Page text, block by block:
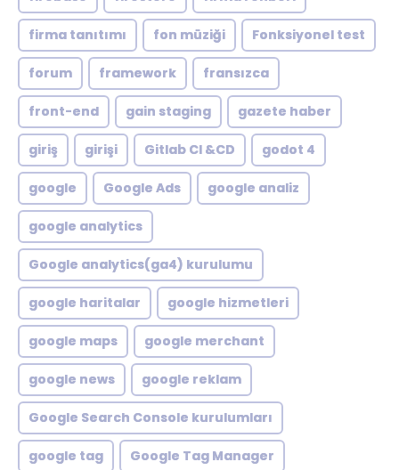
firma tanıtımı fon müziği Fonksiyonel test
forum framework fransızca
front-end gain staging gazete haber
giriş girişi Gitlab CI &CD godot 4
google Google Ads google analiz
google analytics
Google analytics(ga4) kurulumu
google haritalar google hizmetleri
google maps google merchant
google news google reklam
Google Search Console kurulumları
google tag Google Tag Manager